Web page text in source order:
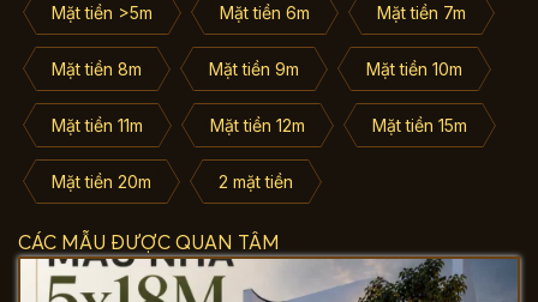
Mặt tiền >5m Mặt tiền 6m Mặt tiền 7m
Mặt tiền 8m Mặt tiền 9m Mặt tiền 10m
Mặt tiền 11m Mặt tiền 12m Mặt tiền 15m
Mặt tiền 20m 2 mặt tiền
CÁC MẪU ĐƯỢC QUAN TÂM